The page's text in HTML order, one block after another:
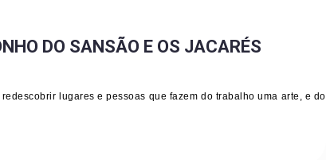
DO SANSÃO E OS JACARÉS
lugares e pessoas que fazem do trabalho uma arte, e do